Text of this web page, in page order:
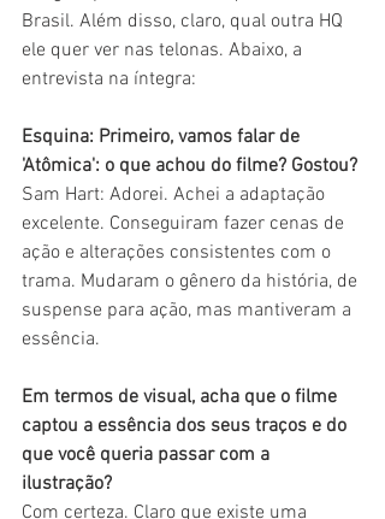
Brasil. Além disso, claro, qual outra HQ
ele quer ver nas telonas. Abaixo, a
entrevista na íntegra:
Esquina: Primeiro, vamos falar de
'Atômica': o que achou do filme? Gostou?
Sam Hart: Adorei. Achei a adaptação
excelente. Conseguiram fazer cenas de
ação e alterações consistentes com o
trama. Mudaram o gênero da história, de
suspense para ação, mas mantiveram a
essência.
Em termos de visual, acha que o filme
captou a essência dos seus traços e do
que você queria passar com a
ilustração?
Com certeza. Claro que existe uma